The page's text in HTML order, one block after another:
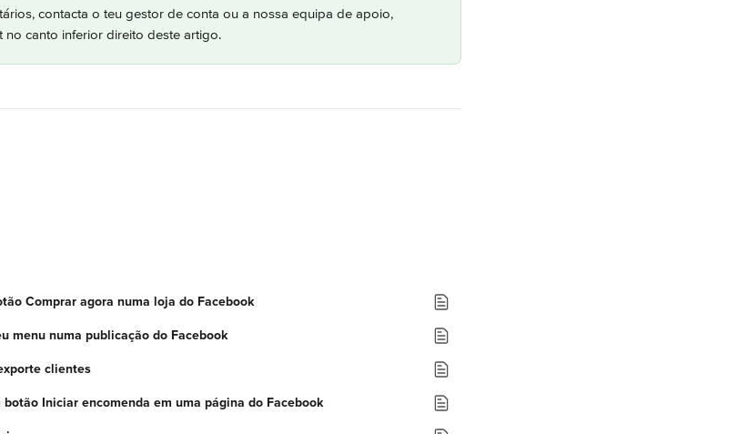
contacta o teu gestor de conta ou a nossa equipa de apoio,
canto inferior direito deste artigo.
Comprar agora numa loja do Facebook
menu numa publicação do Facebook
clientes
Iniciar encomenda em uma página do Facebook